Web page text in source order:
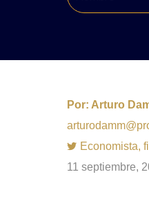
Por: Arturo
Economista,
11 septiembre,